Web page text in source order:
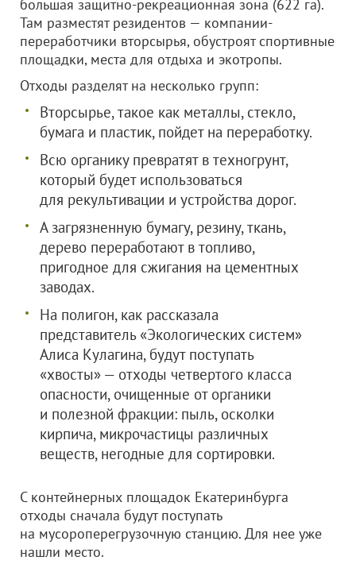
большая защитно-рекреационная зона (622 га).
Там разместят резидентов — компании-
переработчики вторсырья, обустроят спортивные
площадки, места для отдыха и экотропы.
Отходы разделят на несколько групп:
Вторсырье, такое как металлы, стекло,
бумага и пластик, пойдет на переработку.
Всю органику превратят в техногрунт,
который будет использоваться
для рекультивации и устройства дорог.
А загрязненную бумагу, резину, ткань,
дерево переработают в топливо,
пригодное для сжигания на цементных
заводах.
На полигон, как рассказала
представитель «Экологических систем»
Алиса Кулагина, будут поступать
«хвосты» — отходы четвертого класса
опасности, очищенные от органики
и полезной фракции: пыль, осколки
кирпича, микрочастицы различных
веществ, негодные для сортировки.
С контейнерных площадок Екатеринбурга
отходы сначала будут поступать
на мусороперегрузочную станцию. Для нее уже
нашли место.